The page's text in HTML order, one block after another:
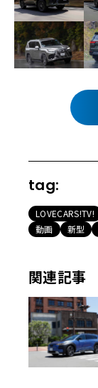
tag:
LOVECARS!TV!
動画
新型
関連記事